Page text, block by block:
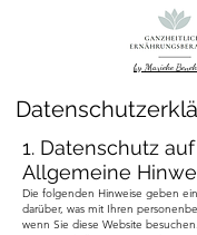
by Marieke
1. Datenschutz
Allgemeine
Die folgenden Hinweise geben
darüber, was mit Ihren
wenn Sie diese Website